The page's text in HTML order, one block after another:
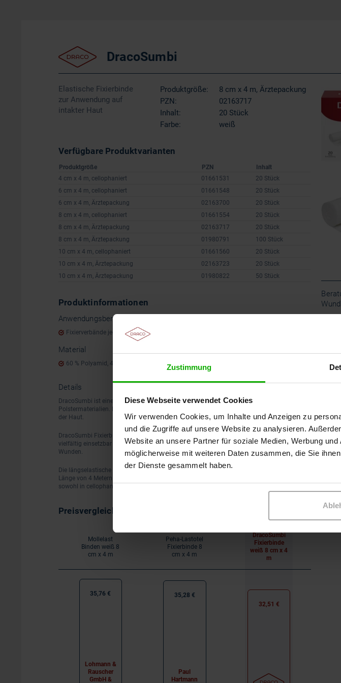
Zustimmung
Diese Webseite verwendet Cookies
Wir verwenden Cookies, um Inhalte und Anzeigen zu
und die Zugriffe auf unsere Website zu analysieren.
Website an unsere Partner für soziale Medien, Werbung
möglicherweise mit weiteren Daten zusammen, die Sie
der Dienste gesammelt haben.
DracoSumbi
Elastische Fixierbinde
zur Anwendung auf
intakter Haut
Produktgröße:
8 cm x 4 m, Ärztepackung
PZN:
02163717
Inhalt:
20 Stück
Farbe:
weiß
Verfügbare Produktvarianten
Produktgröße PZN
Inhalt
4 cm x 4 m, cellophaniert
01661531
20 Stück
6 cm x 4 m, cellophaniert
01661548
20 Stück
6 cm x 4 m, Ärztepackung
02163700
20 Stück
8 cm x 4 m, cellophaniert
01661554
20 Stück
8 cm x 4 m, Ärztepackung
02163717
20 Stück
8 cm x 4 m, Ärztepackung
01980791
100 Stück
10 cm x 4 m, cellophaniert
01661560
20 Stück
10 cm x 4 m, Ärztepackung
02163723
20 Stück
10 cm x 4 m, Ärztepackung
01980822 50 Stück
Produktinformationen
Anwendungsbereiche
Fixierverbände jeglicher Art
Material
60 % Polyamid, 40 % Viskose
Details
DracoSumbi ist eine elastische und glatte Fixierbinde zur Fixierung von Wundauflagen und
Polstermaterialien. Der weiße Fixierverband ist luftdurchlässig, dehnbar und angenehm auf
der Haut.
DracoSumbi Fixierbinden befestigen Wundauflagen und Verbandsmaterial. DracoSumbi ist
vielfältig einsetzbar zur Fixierung der Wundversorgung bei akuten und chronischen
Wunden.
Die längselastische Fixierbinde ist einfach zuschneidbar und verfügt über eine gedehnte
Länge von 4 Metern. DracoSumbi Fixierbinden sind erhältlich in unterschiedlichen Breiten
sowohl in cellophanierter Einzelpackung als auch als Ärztepackungen.
Preisvergleich
Mollelast
Binden weiß 8
cm x 4 m
Peha-Lastotel
Fixierbinde 8
cm x 4 m
DracoSumbi
Fixierbinde
weiß 8 cm x 4
m
35,76 €
Lohmann &
Rauscher
GmbH &
35,28 €
Paul
Hartmann
32,51 €